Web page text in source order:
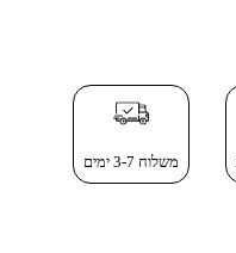
משלוח 3-7 ימים